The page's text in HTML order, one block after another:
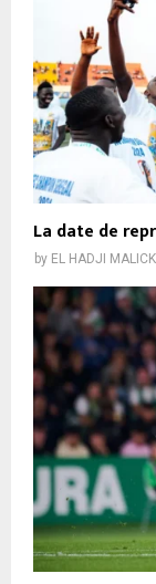
La date de
by EL HADJI